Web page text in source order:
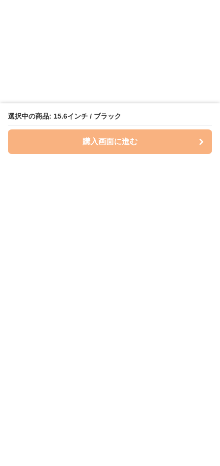
選択中の商品: 15.6インチ / ブラック
購入画面に進む